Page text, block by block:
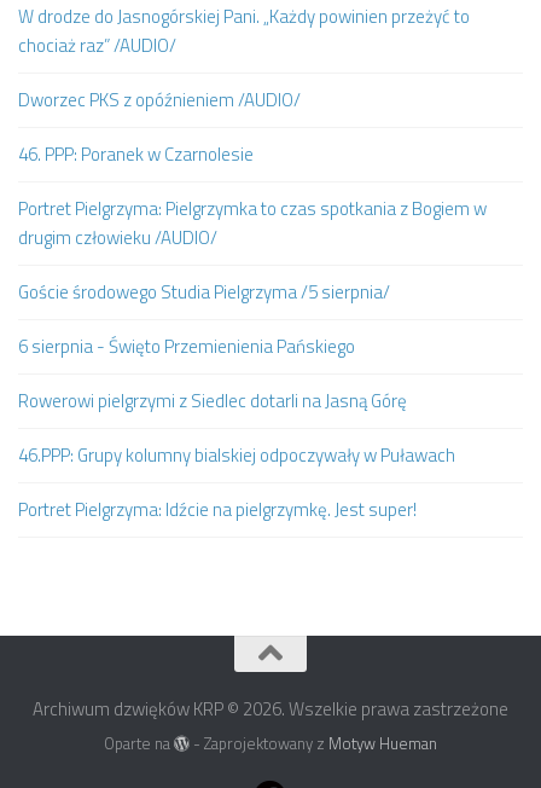
W drodze do Jasnogórskiej Pani. „Każdy powinien przeżyć to
chociaż raz” /AUDIO/
Dworzec PKS z opóźnieniem /AUDIO/
46. PPP: Poranek w Czarnolesie
Portret Pielgrzyma: Pielgrzymka to czas spotkania z Bogiem w
drugim człowieku /AUDIO/
Goście środowego Studia Pielgrzyma /5 sierpnia/
6 sierpnia - Święto Przemienienia Pańskiego
Rowerowi pielgrzymi z Siedlec dotarli na Jasną Górę
46.PPP: Grupy kolumny bialskiej odpoczywały w Puławach
Portret Pielgrzyma: Idźcie na pielgrzymkę. Jest super!
Archiwum dzwięków KRP © 2026. Wszelkie prawa zastrzeżone
Oparte na - Zaprojektowany z Motyw Hueman